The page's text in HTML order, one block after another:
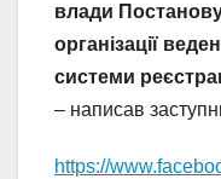
влади
організації
системи
– написав
https://